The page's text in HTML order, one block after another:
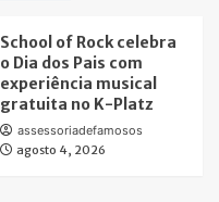
School of Rock celebra
o Dia dos Pais com
experiência musical
gratuita no K-Platz
assessoriadefamosos
agosto 4, 2026